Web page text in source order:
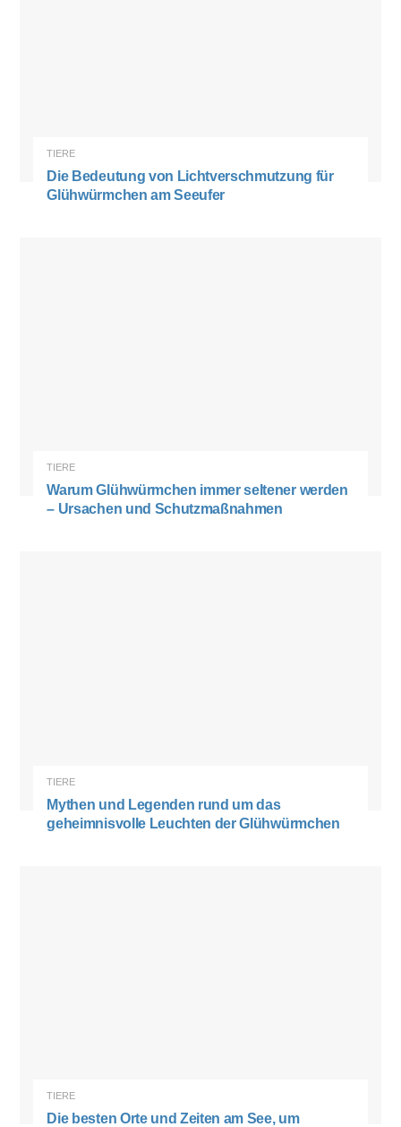
TIERE
Die Bedeutung von Lichtverschmutzung für
Glühwürmchen am Seeufer
TIERE
Warum Glühwürmchen immer seltener werden
– Ursachen und Schutzmaßnahmen
TIERE
Mythen und Legenden rund um das
geheimnisvolle Leuchten der Glühwürmchen
TIERE
Die besten Orte und Zeiten am See, um